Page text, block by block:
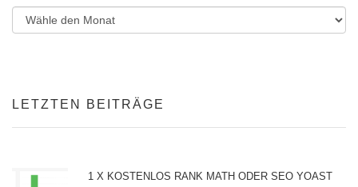
LETZTEN BEITRÄGE
1 X KOSTENLOS RANK MATH ODER SEO YOAST